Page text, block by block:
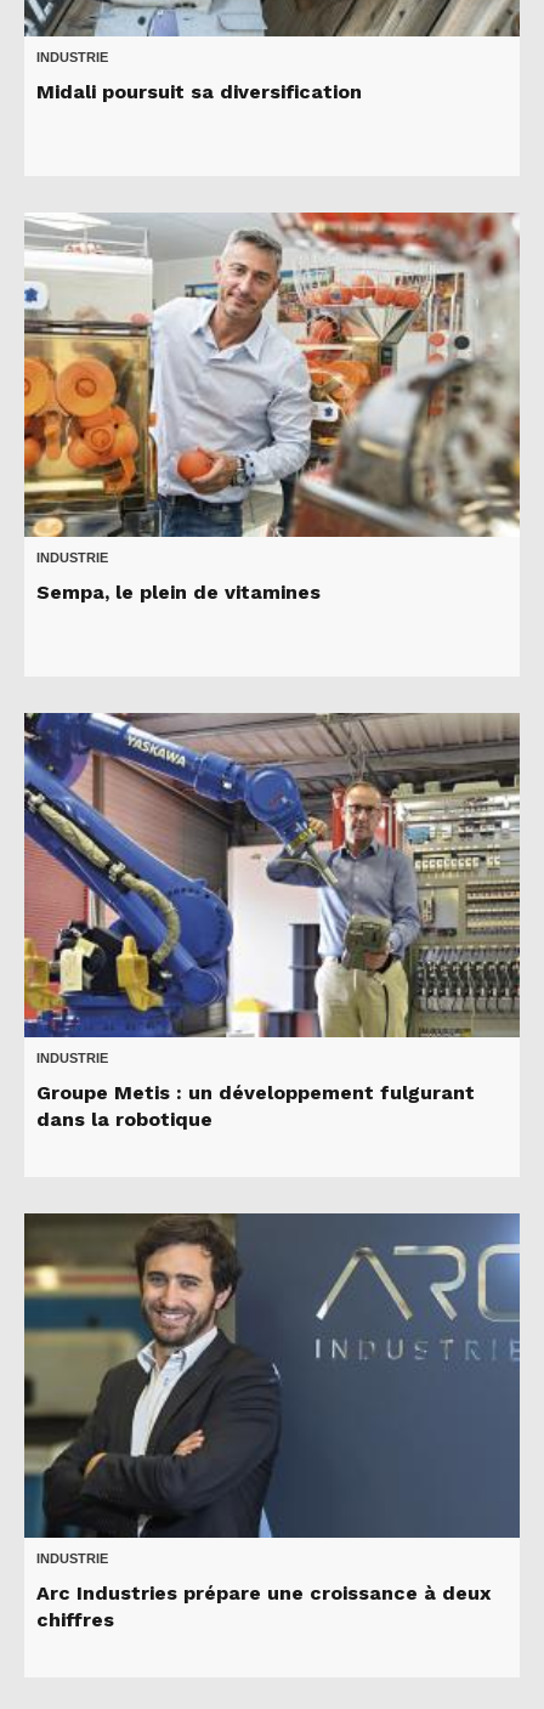
INDUSTRIE
Midali poursuit sa diversification
INDUSTRIE
Sempa, le plein de vitamines
INDUSTRIE
Groupe Metis : un développement fulgurant
dans la robotique
INDUSTRIE
Arc Industries prépare une croissance à deux
chiffres